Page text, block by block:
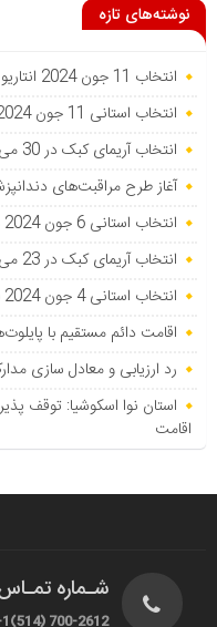
نوشته‌های تازه
انتخاب 11 جون 2024 انتاریو
انتخاب استانی 11 جون 2024 بریتیش کلمبیا
انتخاب آریمای کبک در 30 می 2024
آغاز طرح مراقبت‌های دندانپزشکی
انتخاب استانی 6 جون 2024 منیتوبا
انتخاب آریمای کبک در 23 می 2024
انتخاب استانی 4 جون 2024 بریتیش کلمبیا
اقامت دائم مستقیم با
رد ارزیابی و معادل سازی
استان نوا اسکوشیا: توقف
اقامت
شـماره
700-2612